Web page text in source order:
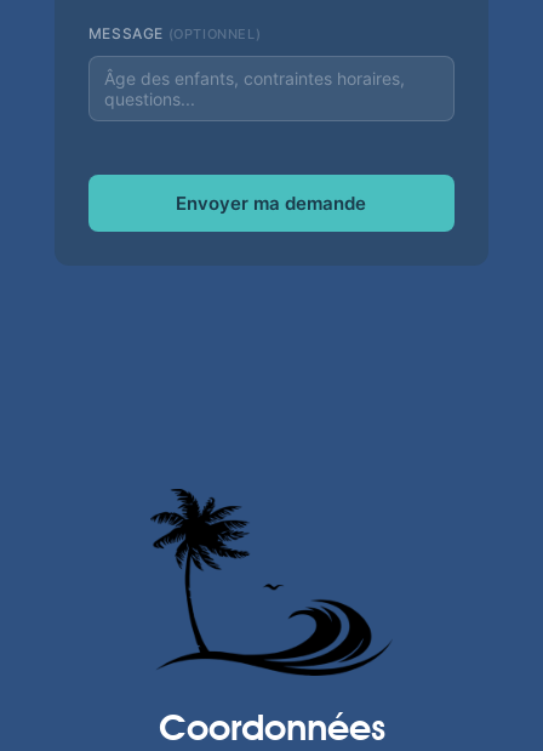
MESSAGE (OPTIONNEL)
Envoyer ma demande
Coordonnées